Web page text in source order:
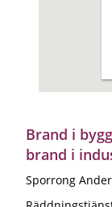
Brand i
brand i
Sporrong